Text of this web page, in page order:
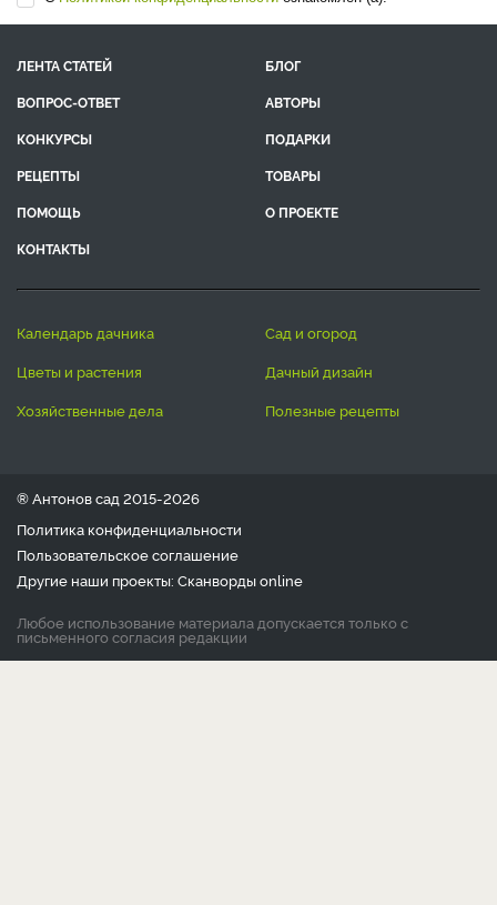
ЛЕНТА СТАТЕЙ
БЛОГ
ВОПРОС-ОТВЕТ
АВТОРЫ
КОНКУРСЫ
ПОДАРКИ
РЕЦЕПТЫ
ТОВАРЫ
ПОМОЩЬ
О ПРОЕКТЕ
КОНТАКТЫ
календарь дачника
сад и огород
цветы и растения
дачный дизайн
хозяйственные дела
полезные рецепты
® Антонов сад 2015-2026
Политика конфиденциальности
Пользовательское соглашение
Другие наши проекты: Сканвордыonline
Любое использование материала допускается только с
письменного согласия редакции